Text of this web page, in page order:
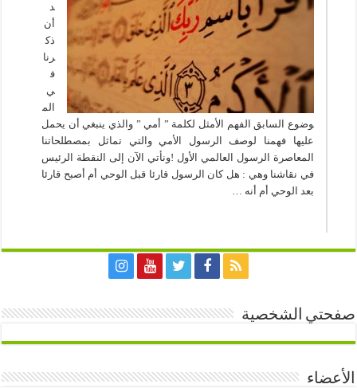
د
أن
ذك
رنا
ف
ي
الم
وضوع السابق الفهم الأمثل لكلمة ” أمي ” والذي ينبغي أن يحمل
عليها فهمنا لوصف الرسول الأمي والتي تماثل بمصطلحاتنا
المعاصرة الرسول العالمي الأول !ونأتي الآن إلى النقطة الرئيس
في نقاشنا وهي : هل كان الرسول قارئا قبل الوحي أم أصبح قارئا
بعد الوحي أم أنه …
صفحتي الشخصية
الأعضاء